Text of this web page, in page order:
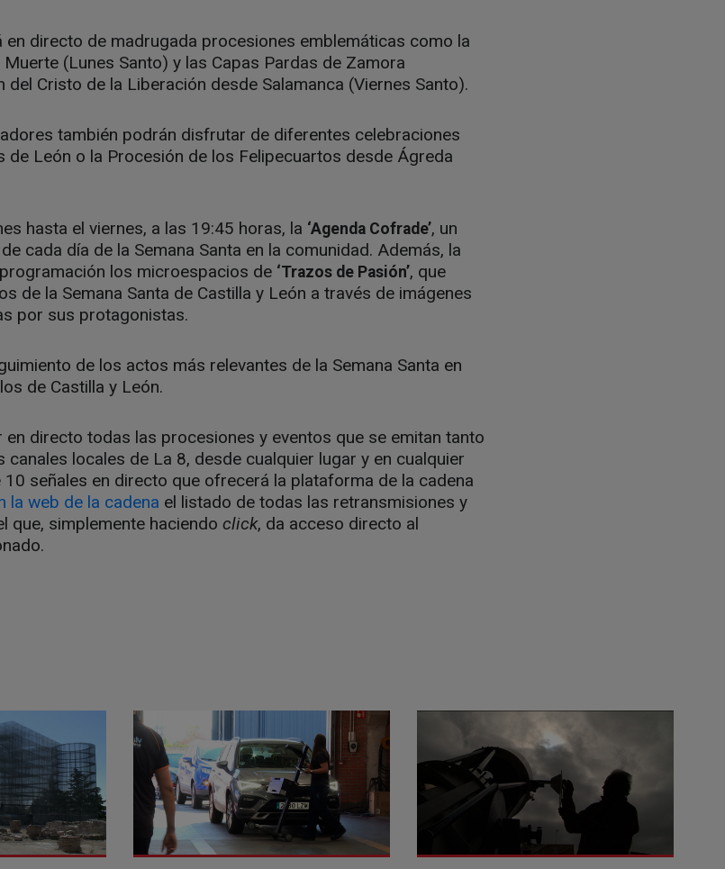
en directo de madrugada procesiones emblemáticas como la
(Lunes Santo) y las Capas Pardas de Zamora
Cristo de la Liberación desde Salamanca (Viernes Santo).
también podrán disfrutar de diferentes celebraciones
León o la Procesión de los Felipecuartos desde Ágreda
hasta el viernes, a las 19:45 horas, la ‘Agenda Cofrade’, un
cada día de la Semana Santa en la comunidad. Además, la
los microespacios de ‘Trazos de Pasión’, que
de la Semana Santa de Castilla y León a través de imágenes
por sus protagonistas.
de los actos más relevantes de la Semana Santa en
de Castilla y León.
directo todas las procesiones y eventos que se emitan tanto
locales de La 8, desde cualquier lugar y en cualquier
señales en directo que ofrecerá la plataforma de la cadena
la web de la cadena el listado de todas las retransmisiones y
que, simplemente haciendo click, da acceso directo al